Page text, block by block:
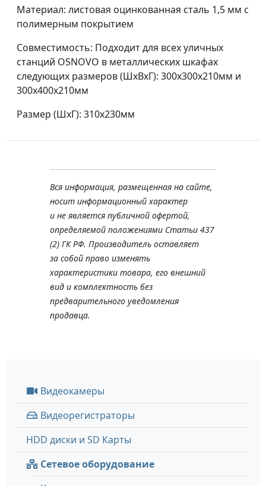
Материал: листовая оцинкованная сталь 1,5 мм с
полимерным покрытием
Совместимость: Подходит для всех уличных
станций OSNOVO в металлических шкафах
следующих размеров (ШхВхГ): 300х300х210мм и
300х400х210мм
Размер (ШхГ): 310х230мм
Вся информация, размещенная на сайте,
носит информационный характер
и не является публичной офертой,
определяемой положениями Статьи 437
(2) ГК РФ. Производитель оставляет
за собой право изменять
характеристики товара, его внешний
вид и комплектность без
предварительного уведомления
продавца.
Видеокамеры
Видеорегистраторы
HDD диски и SD Карты
Сетевое оборудование